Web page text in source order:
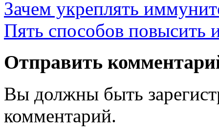
Зачем укреплять
Пять способов повысить
Отправить
Вы должны быть
комментарий.